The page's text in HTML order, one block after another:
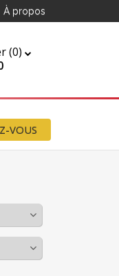
À propos
(0)
VOUS